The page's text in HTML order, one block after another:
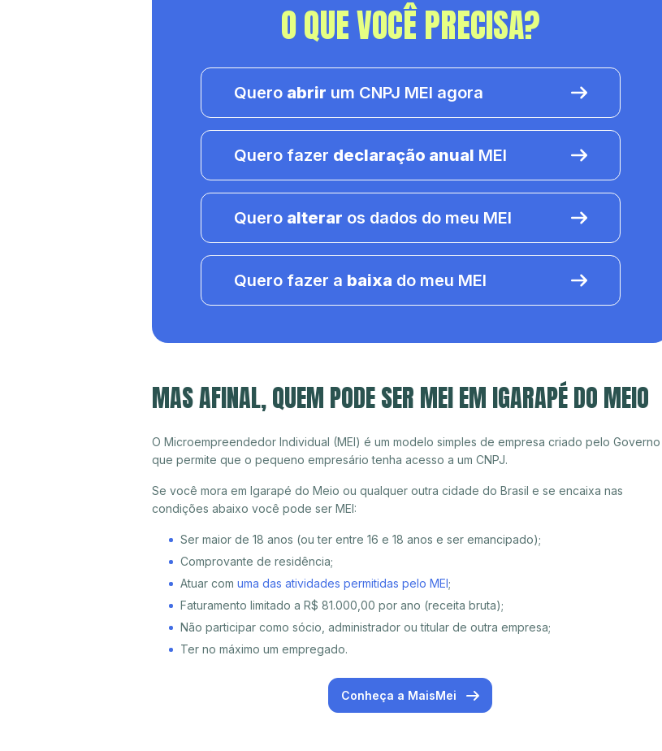
O QUE VOCÊ PRECISA?
Quero abrir um CNPJ MEI agora
Quero fazer declaração anual MEI
Quero alterar os dados do meu MEI
Quero fazer a baixa do meu MEI
MAS AFINAL, QUEM PODE SER MEI EM IGARAPÉ DO MEIO
O Microempreendedor Individual (MEI) é um modelo simples de empresa criado pelo Governo
que permite que o pequeno empresário tenha acesso a um CNPJ.
Se você mora em Igarapé do Meio ou qualquer outra cidade do Brasil e se encaixa nas
condições abaixo você pode ser MEI:
Ser maior de 18 anos (ou ter entre 16 e 18 anos e ser emancipado);
Comprovante de residência;
Atuar com uma das atividades permitidas pelo MEI;
Faturamento limitado a R$ 81.000,00 por ano (receita bruta);
Não participar como sócio, administrador ou titular de outra empresa;
Ter no máximo um empregado.
Conheça a MaisMei